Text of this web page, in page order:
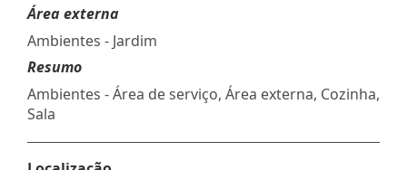
Área externa
Ambientes - Jardim
Resumo
Ambientes - Área de serviço, Área externa, Cozinha,
Sala